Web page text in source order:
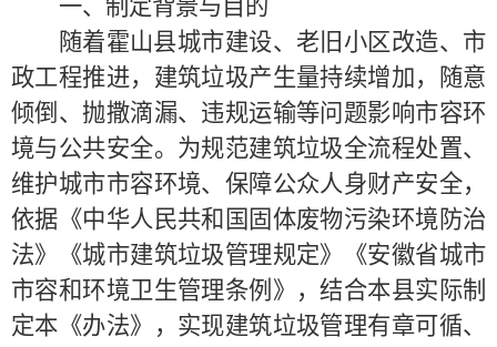
一、制定背景与目的
随着霍山县城市建设、老旧小区改造、市
政工程推进，建筑垃圾产生量持续增加，随意
倾倒、抛撒滴漏、违规运输等问题影响市容环
境与公共安全。为规范建筑垃圾全流程处置、
维护城市市容环境、保障公众人身财产安全，
依据《中华人民共和国固体废物污染环境防治
法》《城市建筑垃圾管理规定》《安徽省城市
市容和环境卫生管理条例》，结合本县实际制
定本《办法》，实现建筑垃圾管理有章可循、